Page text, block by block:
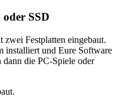
SSD
Festplatten eingebaut.
installiert und Eure Software
die PC-Spiele oder